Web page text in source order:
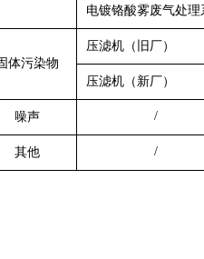
电镀铬酸雾废气处理
体污染物
压滤机（旧厂）
压滤机（新厂）
噪声 /
其他 /